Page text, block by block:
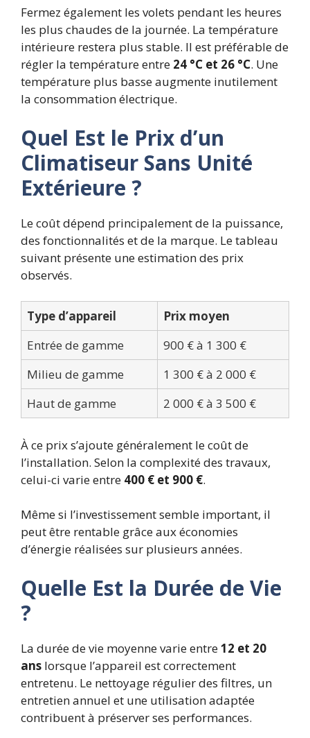
Fermez également les volets pendant les heures
les plus chaudes de la journée. La température
intérieure restera plus stable. Il est préférable de
régler la température entre 24 °C et 26 °C. Une
température plus basse augmente inutilement
la consommation électrique.
Quel Est le Prix d’un
Climatiseur Sans Unité
Extérieure ?
Le coût dépend principalement de la puissance,
des fonctionnalités et de la marque. Le tableau
suivant présente une estimation des prix
observés.
Type d’appareil
Prix moyen
Entrée de gamme
900 € à 1 300 €
Milieu de gamme
1 300 € à 2 000 €
Haut de gamme
2 000 € à 3 500 €
À ce prix s’ajoute généralement le coût de
l’installation. Selon la complexité des travaux,
celui-ci varie entre 400 € et 900 €.
Même si l’investissement semble important, il
peut être rentable grâce aux économies
d’énergie réalisées sur plusieurs années.
Quelle Est la Durée de Vie
?
La durée de vie moyenne varie entre12 et 20
ans lorsque l’appareil est correctement
entretenu. Le nettoyage régulier des filtres, un
entretien annuel et une utilisation adaptée
contribuent à préserver ses performances.